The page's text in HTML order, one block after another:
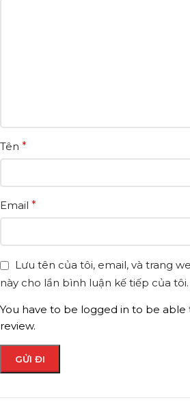
Tên *
Email *
Lưu tên của tôi, email, và trang
này cho lần bình luận kế tiếp của tôi.
You have to be logged in to be
review.